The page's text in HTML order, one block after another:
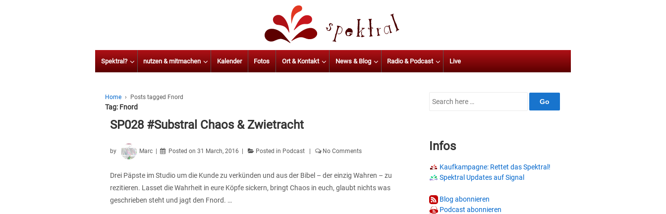
Spektral? nutzen & mitmachen Kalender Fotos Ort & Kontakt News & Blog Radio & Podcast Live
Home › Posts tagged Fnord
Tag: Fnord
SP028 #Substral Chaos & Zwietracht
by Marc Posted on31 March, 2016 Posted in Podcast No Comments
Drei Päpste im Studio um die Kunde zu verkünden und aus der Bibel – der einzig Wahren – zu
rezitieren. Lasset die Wahrheit in eure Köpfe sickern, bringt Chaos in euch, glaubt nichts was
geschrieben steht und jagt den Fnord. …
Search
Infos
Kaufkampagne: Rettet das Spektral!
Spektral Updates auf Signal
Blog abonnieren
Podcast abonnieren